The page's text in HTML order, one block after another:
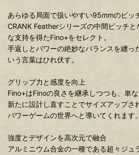
あらゆる局面で扱いやすい95mmのピッ
CRANK Featherシリーズの中間ピッチ
な支持を得たFino+をセレクト。
手返しとパワーの絶妙なバランスを纏っ
いう言葉はひれ伏す。
グリップ力と感度を向上
Fino+はFinoの良さを継承しつつも、単
新たに設計し直すことでサイズアップさ
パワーゲームの世界へと導いてくれます。
強度とデザインを高次元で融合
アルミニウム合金の一種である超々ジ